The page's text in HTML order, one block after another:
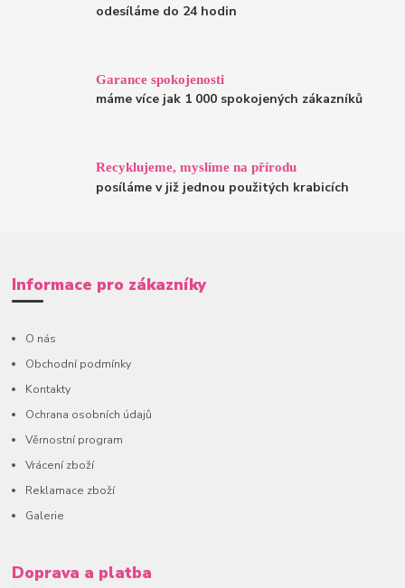
odesíláme do 24 hodin
Garance spokojenosti
máme více jak 1 000 spokojených zákazníků
Recyklujeme, myslíme na přírodu
posíláme v již jednou použitých krabicích
Informace pro zákazníky
O nás
Obchodní podmínky
Kontakty
Ochrana osobních údajů
Věrnostní program
Vrácení zboží
Reklamace zboží
Galerie
Doprava a platba